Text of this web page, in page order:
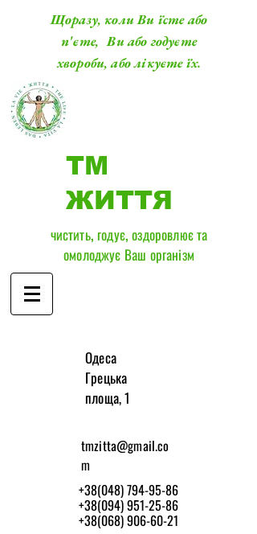
Щоразу, коли Ви їсте або
п'єте, Ви або годуєте
хвороби, або лікуєте їх.
ТМ
ЖИТТЯ
чистить, годує, оздоровлює та
омолоджує Ваш організм
​Одеса
Грецька
площа, 1
tmzitta@gmail.co
m
+38(048) 794-95-86
+38(094) 951-25-86
+38(068) 906-60-21